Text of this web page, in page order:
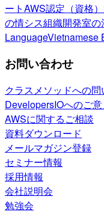
ートAWS認定（資格）
の情シス組織開発室の
LanguageVietnamese
お問い合わせ
クラスメソッドへの
DevelopersIOへのご
AWSに関するご相談
資料ダウンロード
メールマガジン登録
セミナー情報
採用情報
会社説明会
勉強会